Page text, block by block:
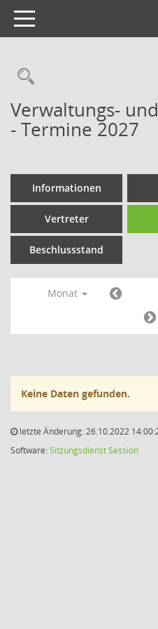
Toggle
navigation
Verwaltungs-
- Termine 2027
Informationen
Vertreter
Beschlussstand
Monat
Keine Daten gefunden.
letzte Änderung: 26.10.2022
Software:SitzungsdienstSession